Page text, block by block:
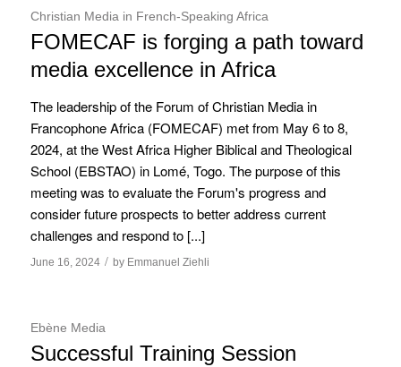
Christian Media in French-Speaking Africa
FOMECAF is forging a path toward
media excellence in Africa
The leadership of the Forum of Christian Media in
Francophone Africa (FOMECAF) met from May 6 to 8,
2024, at the West Africa Higher Biblical and Theological
School (EBSTAO) in Lomé, Togo. The purpose of this
meeting was to evaluate the Forum's progress and
consider future prospects to better address current
challenges and respond to [...]
June 16, 2024 / by Emmanuel Ziehli
Ebène Media
Successful Training Session